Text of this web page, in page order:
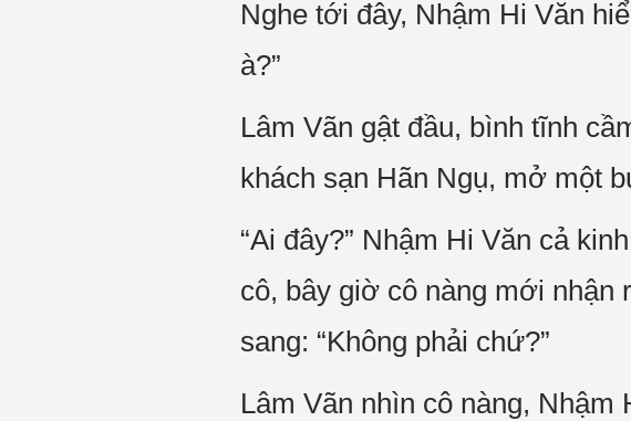
Nghe tới đây, Nhậm Hi Văn
à?”
Lâm Vãn gật đầu, bình tĩnh
khách sạn Hãn Ngụ, mở một
“Ai đây?” Nhậm Hi Văn cả
cô, bây giờ cô nàng mới nhận
sang: “Không phải chứ?”
Lâm Vãn nhìn cô nàng, Nhậm